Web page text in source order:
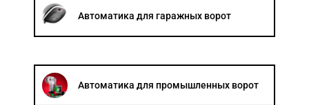
Кредит
Где купить
Автоматика для гаражных ворот
Автоматика для промышленных ворот